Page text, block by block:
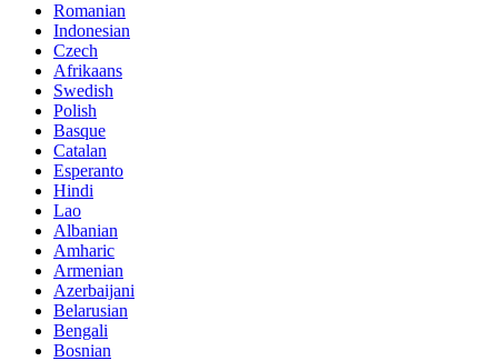
Romanian
Indonesian
Czech
Afrikaans
Swedish
Polish
Basque
Catalan
Esperanto
Hindi
Lao
Albanian
Amharic
Armenian
Azerbaijani
Belarusian
Bengali
Bosnian